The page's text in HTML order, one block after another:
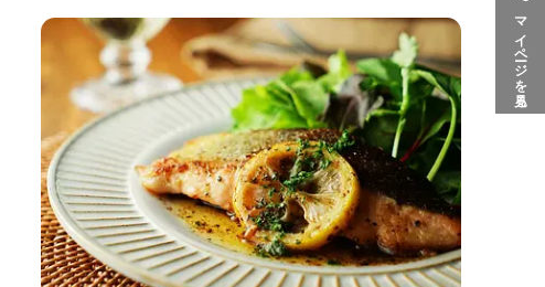
マイページを見る
た方はビックリしますよ。